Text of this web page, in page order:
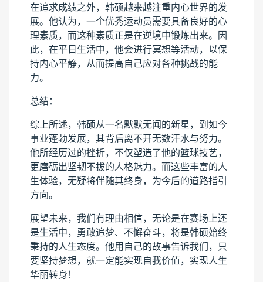
在追求成绩之外，韩硕越来越注重内心世界的发
展。他认为，一个优秀运动员需要具备良好的心
理素质，而这种素质正是在逆境中锻炼出来。因
此，在平日生活中，他会进行冥想等活动，以保
持内心平静，从而提高自己应对各种挑战的能
力。
总结：
综上所述，韩硕从一名默默无闻的新星，到如今
事业蓬勃发展，其背后离不开无数汗水与努力。
他所经历过的挫折，不仅塑造了他的篮球技艺，
更磨砺出坚韧不拔的人格魅力。而这些丰富的人
生体验，无疑将伴随其终身，为今后的道路指引
方向。
展望未来，我们有理由相信，无论是在赛场上还
是生活中，勇敢追梦、不懈奋斗，将是韩硕始终
秉持的人生态度。他用自己的故事告诉我们，只
要坚持梦想，就一定能实现自我价值，实现人生
华丽转身！